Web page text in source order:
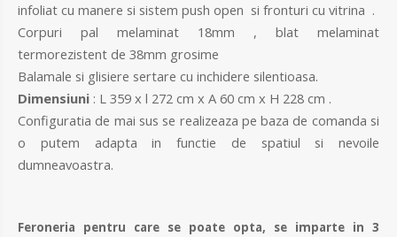
infoliat cu manere si sistem push open si fronturi cu vitrina .
Corpuri pal melaminat 18mm , blat melaminat
termorezistent de 38mm grosime
Balamale si glisiere sertare cu inchidere silentioasa.
Dimensiuni : L 359 x l 272 cm x A 60 cm x H 228 cm .
Configuratia de mai sus se realizeaza pe baza de comanda si
o putem adapta in functie de spatiul si nevoile
dumneavoastra.
Feroneria pentru care se poate opta, se imparte in 3